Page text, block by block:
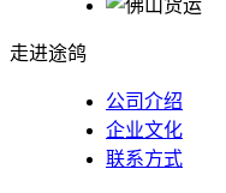
走进途鸽
公司介绍
企业文化
联系方式